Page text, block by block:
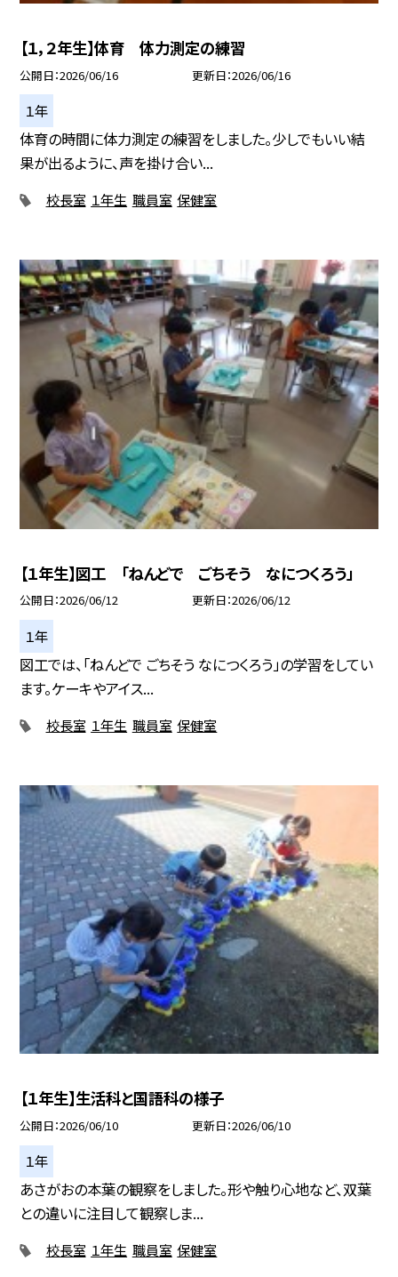
【１，２年生】体育 体力測定の練習
公開日 2026/06/16 更新日 2026/06/16
１年
体育の時間に体力測定の練習をしました。少しでもいい結
果が出るように、声を掛け合い...
校長室 １年生 職員室 保健室
【１年生】図工 「ねんどで ごちそう なにつくろう」
公開日 2026/06/12 更新日 2026/06/12
１年
図工では、「ねんどで ごちそう なにつくろう」の学習をしてい
ます。ケーキやアイス...
校長室 １年生 職員室 保健室
【１年生】生活科と国語科の様子
公開日 2026/06/10 更新日 2026/06/10
１年
あさがおの本葉の観察をしました。形や触り心地など、双葉
との違いに注目して観察しま...
校長室 １年生 職員室 保健室